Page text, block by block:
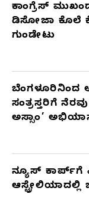
RELATED
ಕಾಂಗ್ರೆಸ್‌
ಡಿಸೋಜಾ ಕೊಲೆ
ಗುಂಡೇಟು
ಬೆಂಗಳೂರಿನಿಂದ
ಸಂತ್ರಸ್ತರಿಗೆ
ಅಸ್ಸಾಂ’
ನ್ಯೂಸ್ ಕಾರ್ಪ್‌ಗೆ
ಆಸ್ಟ್ರೇಲಿಯಾದಲ್ಲಿ